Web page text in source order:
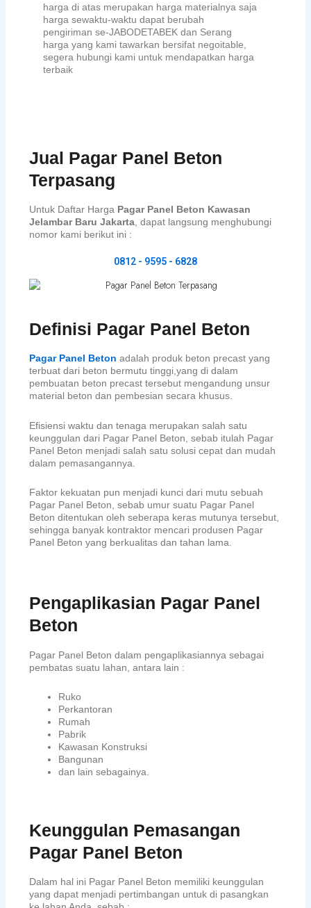
harga di atas merupakan harga materialnya saja
harga sewaktu-waktu dapat berubah
pengiriman se-JABODETABEK dan Serang
harga yang kami tawarkan bersifat negoitable,
segera hubungi kami untuk mendapatkan harga
terbaik
Jual Pagar Panel Beton
Terpasang
Untuk Daftar Harga Pagar Panel Beton Kawasan
Jelambar Baru Jakarta, dapat langsung menghubungi
nomor kami berikut ini :
0812 - 9595 - 6828
Definisi Pagar Panel Beton
Pagar Panel Betonadalah produk beton precast yang
terbuat dari beton bermutu tinggi,yang di dalam
pembuatan beton precast tersebut mengandung unsur
material beton dan pembesian secara khusus.
Efisiensi waktu dan tenaga merupakan salah satu
keunggulan dari Pagar Panel Beton, sebab itulah Pagar
Panel Beton menjadi salah satu solusi cepat dan mudah
dalam pemasangannya.
Faktor kekuatan pun menjadi kunci dari mutu sebuah
Pagar Panel Beton, sebab umur suatu Pagar Panel
Beton ditentukan oleh seberapa keras mutunya tersebut,
sehingga banyak kontraktor mencari produsen Pagar
Panel Beton yang berkualitas dan tahan lama.
Pengaplikasian Pagar Panel
Beton
Pagar Panel Beton dalam pengaplikasiannya sebagai
pembatas suatu lahan, antara lain :
Ruko
Perkantoran
Rumah
Pabrik
Kawasan Konstruksi
Bangunan
dan lain sebagainya.
Keunggulan Pemasangan
Pagar Panel Beton
Dalam hal ini Pagar Panel Beton memiliki keunggulan
yang dapat menjadi pertimbangan untuk di pasangkan